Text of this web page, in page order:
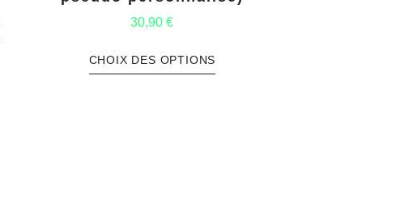
30,90€
CHOIX DES OPTIONS